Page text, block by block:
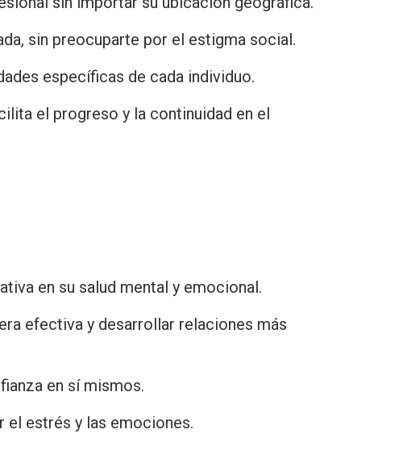
sin preocuparte por el estigma social.
específicas de cada individuo.
el progreso y la continuidad en el
en su salud mental y emocional.
efectiva y desarrollar relaciones más
en sí mismos.
el estrés y las emociones.